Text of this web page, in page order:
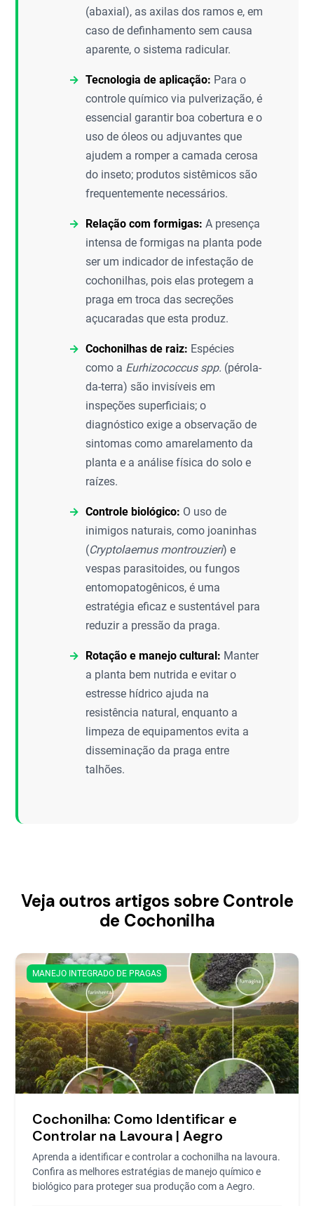
(abaxial), as axilas dos ramos e, em
caso de definhamento sem causa
aparente, o sistema radicular.
Tecnologia de aplicação: Para o
controle químico via pulverização, é
essencial garantir boa cobertura e o
uso de óleos ou adjuvantes que
ajudem a romper a camada cerosa
do inseto; produtos sistêmicos são
frequentemente necessários.
Relação com formigas: A presença
intensa de formigas na planta pode
ser um indicador de infestação de
cochonilhas, pois elas protegem a
praga em troca das secreções
açucaradas que esta produz.
Cochonilhas de raiz: Espécies
como a Eurhizococcus spp. (pérola-
da-terra) são invisíveis em
inspeções superficiais; o
diagnóstico exige a observação de
sintomas como amarelamento da
planta e a análise física do solo e
raízes.
Controle biológico: O uso de
inimigos naturais, como joaninhas
(Cryptolaemus montrouzieri) e
vespas parasitoides, ou fungos
entomopatogênicos, é uma
estratégia eficaz e sustentável para
reduzir a pressão da praga.
Rotação e manejo cultural: Manter
a planta bem nutrida e evitar o
estresse hídrico ajuda na
resistência natural, enquanto a
limpeza de equipamentos evita a
disseminação da praga entre
talhões.
Veja outros artigos sobre Controle
de Cochonilha
MANEJO INTEGRADO DE PRAGAS
Cochonilha: Como Identificar e
Controlar na Lavoura | Aegro
Aprenda a identificar e controlar a cochonilha na lavoura.
Confira as melhores estratégias de manejo químico e
biológico para proteger sua produção com a Aegro.